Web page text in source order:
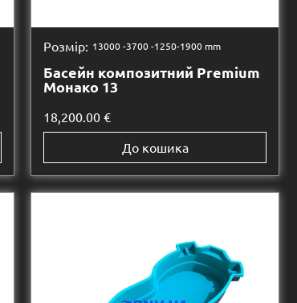
Розмір: 13000 -3700 -1250-1900 mm
Басейн композитний Premium
Монако 13
18,200.00 €
До кошика